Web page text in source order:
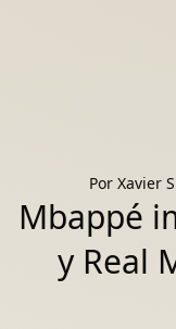
Por Xavier
Mbappé
y Real